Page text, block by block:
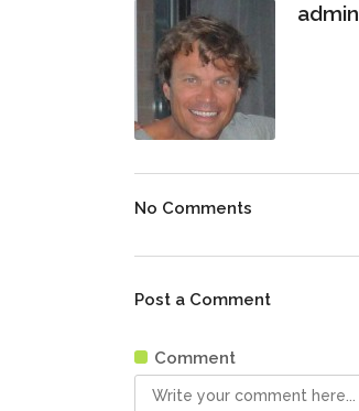
admin
No Comments
Post a Comment
Comment